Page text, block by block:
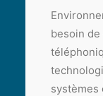
besoin
systèmes